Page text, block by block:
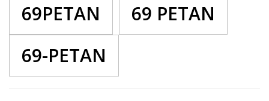
69PETAN
69 PETAN
69-PETAN